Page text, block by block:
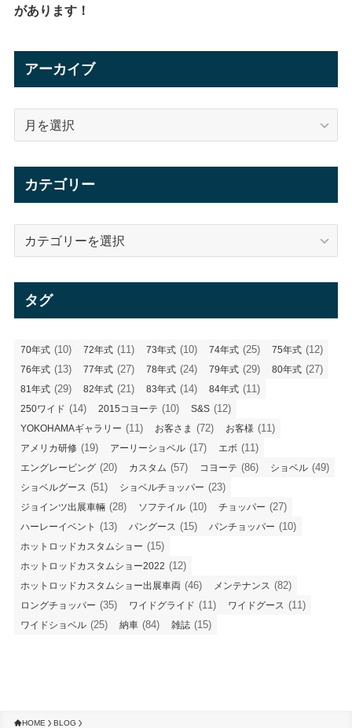
があります！
アーカイブ
カテゴリー
タグ
70年式 (10) 72年式 (11) 73年式 (10) 74年式 (25) 75年式 (12)
76年式 (13) 77年式 (27) 78年式 (24) 79年式 (29) 80年式 (27)
81年式 (29) 82年式 (21) 83年式 (14) 84年式 (11)
250ワイド (14) 2015コヨーテ (10) S&S (12)
YOKOHAMAギャラリー (11) お客さま (72) お客様 (11)
アメリカ研修 (19) アーリーショベル (17) エボ (11)
エングレービング (20) カスタム (57) コヨーテ (86) ショベル (49)
ショベルグース (51) ショベルチョッパー (23)
ジョインツ出展車輛 (28) ソフテイル (10) チョッパー (27)
ハーレーイベント (13) パングース (15) パンチョッパー (10)
ホットロッドカスタムショー (15)
ホットロッドカスタムショー2022 (12)
ホットロッドカスタムショー出展車両 (46) メンテナンス (82)
ロングチョッパー (35) ワイドグライド (11) ワイドグース (11)
ワイドショベル (25) 納車 (84) 雑誌 (15)
HOME BLOG